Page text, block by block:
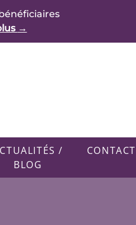
→
/
BLOG
CONTACT